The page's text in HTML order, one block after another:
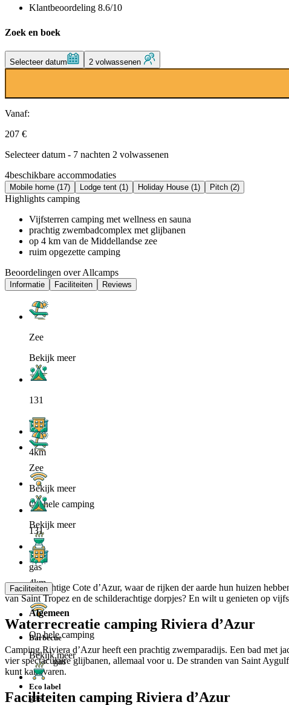
Klantbeoordeling 8.6/10
Zoek en boek
Selecteer datum 2 volwassenen
Vanaf:
207 €
Selecteer datum - 7 nachten 2 volwassenen
4beschikbare accommodaties
Mobile home (17) Lodge tent (1) Holiday House (1) Pitch (2)
Highlights camping
Vijfsterren camping met wellness en sauna
prachtig zwembadcomplex met glijbanen
op 4 km van de Middellandse zee
ruim opgezette camping
Beoordelingen over Allcamps
Informatie Faciliteiten Reviews
Zee
Bekijk meer
131
4km
Op hele camping
Bekijk meer
gas
Aan de prachtige Cote d’Azur, waar de rijken der aarde hun huizen
van Saint Tropez en de schilderachtige dorpjes? En wilt u genieten op
Waterrecreatie camping Riviera d’Azur
Camping Riviera d’Azur heeft een prachtig zwemparadijs. Een bad met
vier spectaculaire glijbanen, allemaal voor u. De stranden van Saint
kunt kanovaren.
Faciliteiten camping Riviera d’Azur
Zee
Bekijk meer
131
4km
Op hele camping
Bekijk meer
gas
Faciliteiten
Algemeen
Barbecue
gas
Eco label